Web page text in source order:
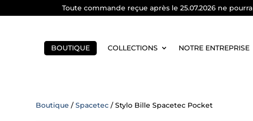
Toute commande reçue après le 25.07.2026 ne
BOUTIQUE COLLECTIONS NOTRE ENTREPRISE
Boutique /Spacetec / Stylo Bille Spacetec Pocket